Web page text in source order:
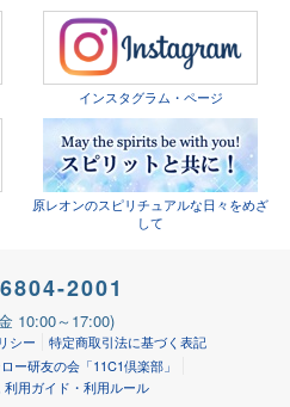
インスタグラム・ページ
原レオンのスピリチュアルな日々をめざ
して
シー
特定商取引法に基づく表記
ー研友の会「11C1倶楽部」
用ガイド・利用ルール
2001
10:00～17:00)